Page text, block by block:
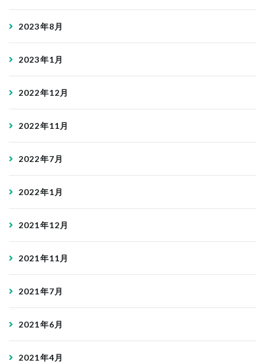
2023年8月
2023年1月
2022年12月
2022年11月
2022年7月
2022年1月
2021年12月
2021年11月
2021年7月
2021年6月
2021年4月